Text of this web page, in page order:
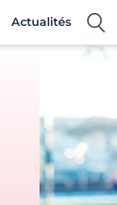
Actualités